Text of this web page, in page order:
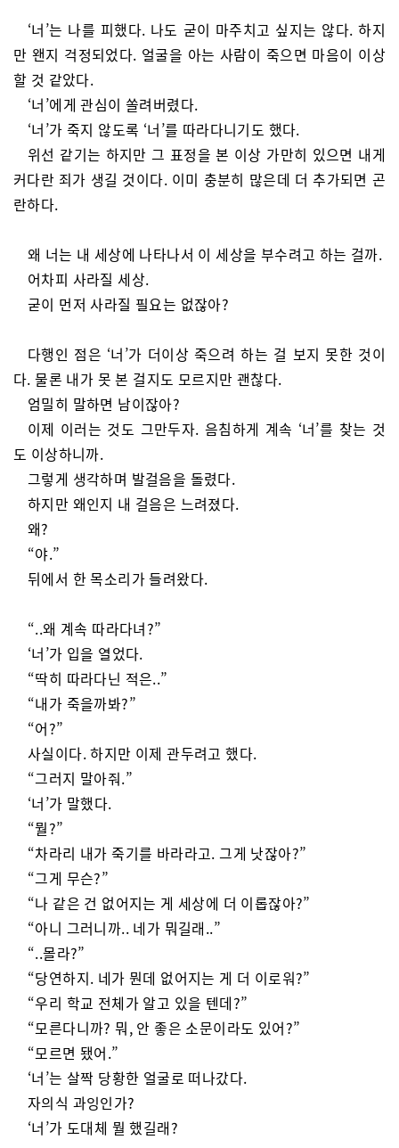
‘너’는 나를 피했다. 나도 굳이 마주치고 싶지는 않다. 하지
만 왠지 걱정되었다. 얼굴을 아는 사람이 죽으면 마음이 이상
할 것 같았다.
‘너’에게 관심이 쏠려버렸다.
‘너’가 죽지 않도록 ‘너’를 따라다니기도 했다.
위선 같기는 하지만 그 표정을 본 이상 가만히 있으면 내게
커다란 죄가 생길 것이다. 이미 충분히 많은데 더 추가되면 곤
란하다.
왜 너는 내 세상에 나타나서 이 세상을 부수려고 하는 걸까.
어차피 사라질 세상.
굳이 먼저 사라질 필요는 없잖아?
다행인 점은 ‘너’가 더이상 죽으려 하는 걸 보지 못한 것이
다. 물론 내가 못 본 걸지도 모르지만 괜찮다.
엄밀히 말하면 남이잖아?
이제 이러는 것도 그만두자. 음침하게 계속 ‘너’를 찾는 것
도 이상하니까.
그렇게 생각하며 발걸음을 돌렸다.
하지만 왜인지 내 걸음은 느려졌다.
왜?
“야.”
뒤에서 한 목소리가 들려왔다.
“..왜 계속 따라다녀?”
‘너’가 입을 열었다.
“딱히 따라다닌 적은..”
“내가 죽을까봐?”
“어?”
사실이다. 하지만 이제 관두려고 했다.
“그러지 말아줘.”
‘너’가 말했다.
“뭘?”
“차라리 내가 죽기를 바라라고. 그게 낫잖아?”
“그게 무슨?”
“나 같은 건 없어지는 게 세상에 더 이롭잖아?”
“아니 그러니까.. 네가 뭐길래..”
“..몰라?”
“당연하지. 네가 뭔데 없어지는 게 더 이로워?”
“우리 학교 전체가 알고 있을 텐데?”
“모른다니까? 뭐, 안 좋은 소문이라도 있어?”
“모르면 됐어.”
‘너’는 살짝 당황한 얼굴로 떠나갔다.
자의식 과잉인가?
‘너’가 도대체 뭘 했길래?